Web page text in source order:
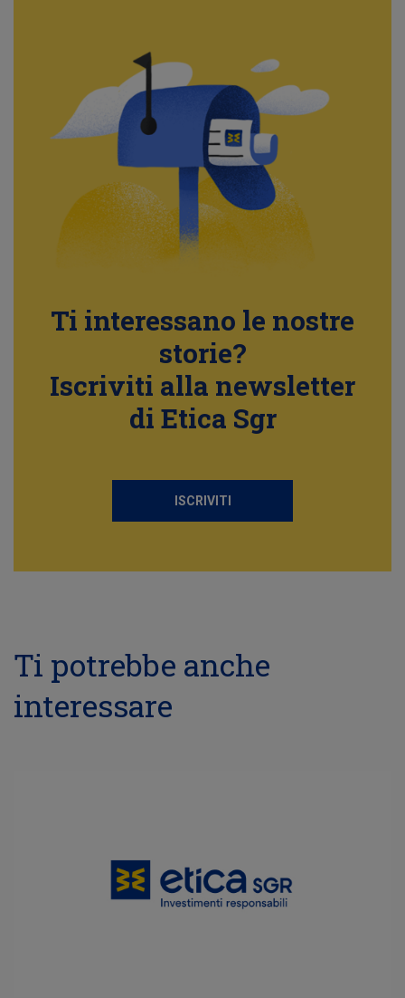
Ti interessano le nostre
storie?
Iscriviti alla newsletter
di Etica Sgr
ISCRIVITI
Ti potrebbe anche
interessare